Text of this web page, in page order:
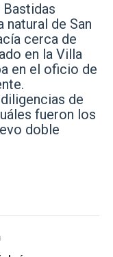
natural de San
cerca de
en la Villa
en el oficio de
de
fueron los
doble